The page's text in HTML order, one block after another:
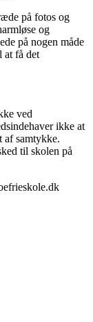
på fotos og
og
på nogen måde
at få det
ved
ikke at
af samtykke.
til skolen på